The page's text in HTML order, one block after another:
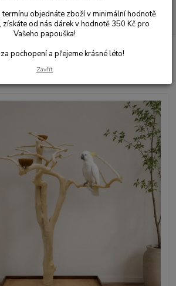
Hledat
AM2755
objednáte zboží v minimální hodnotě
získáte od nás dárek v hodnotě 350 Kč pro
Vašeho papouška!
pochopení a přejeme krásné léto!
Zavřít